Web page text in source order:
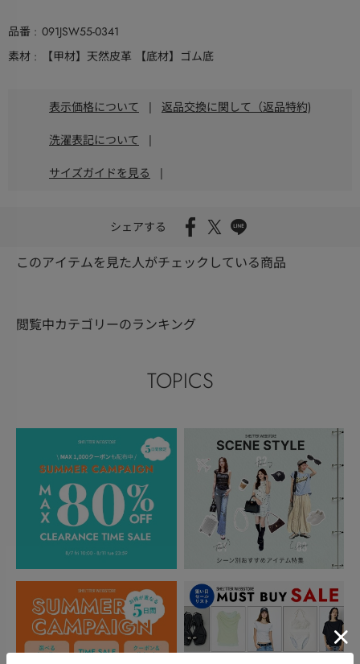
品番
091JSW55-0341
素材
【甲材】天然皮革 【底材】ゴム底
表示価格について | 返品交換に関して（返品特約)
洗濯表記について |
サイズガイドを見る |
シェアする
このアイテムを見た人がチェックしている商品
閲覧中カテゴリーのランキング
TOPICS